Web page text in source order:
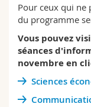
Pour ceux qui ne
du programme
Vous pouvez
séances
novembre en
Sciences